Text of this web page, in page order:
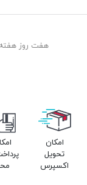
هفت روز هفته، 24 ساعت شبانه روز پاسخگوی
امکان
تحویل
اکسپرس